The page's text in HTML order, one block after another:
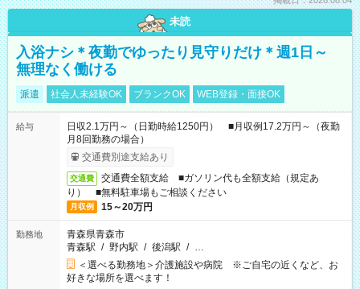
未読
入浴ナシ＊夜勤でゆったり見守りだけ＊週1日～
無理なく働ける
派遣 社会人未経験OK ブランクOK WEB登録・面接OK
給与
日収2.1万円～（日勤時給1250円） ■月収例17.2万円～（夜勤
月8回勤務の場合）
交通費別途支給あり
交通費
交通費全額支給 ■ガソリン代も全額支給（規定あ
り） ■無料駐車場もご相談ください
月収例 15～20万円
勤務地
青森県青森市
青森駅 / 野内駅 / 後潟駅 / …
＜選べる勤務地＞介護施設や病院 ※ご自宅の近くなど、お
好きな場所を選べます！